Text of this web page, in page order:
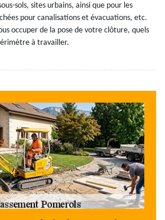
sols, sites urbains, ainsi que pour les
pour canalisations et évacuations, etc.
occuper de la pose de votre clôture, quels
à travailler.